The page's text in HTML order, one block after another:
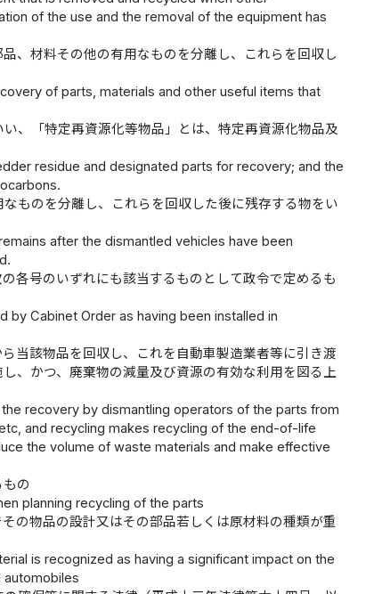
of the use and the removal of the equipment has
、材料その他の有用なものを分離し、これらを回収し
of parts, materials and other useful items that
、「特定再資源化等物品」とは、特定再資源化物品及
residue and designated parts for recovery; and the
ものを分離し、これらを回収した後に残存する物をい
after the dismantled vehicles have been
各号のいずれにも該当するものとして政令で定めるも
Cabinet Order as having been installed in
当該物品を回収し、これを自動車製造業者等に引き渡
、かつ、廃棄物の減量及び資源の有効な利用を図る上
recovery by dismantling operators of the parts from
and recycling makes recycling of the end-of-life
the volume of waste materials and make effective
の
planning recycling of the parts
の物品の設計又はその部品若しくは原材料の種類が重
is recognized as having a significant impact on the